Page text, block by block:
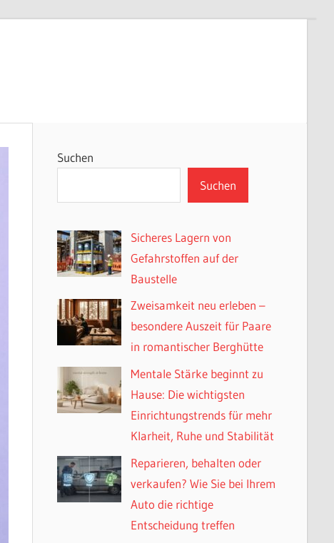
Suchen
Suchen
Sicheres Lagern von
Gefahrstoffen auf der
Baustelle
Zweisamkeit neu erleben –
besondere Auszeit für Paare
in romantischer Berghütte
Mentale Stärke beginnt zu
Hause: Die wichtigsten
Einrichtungstrends für mehr
Klarheit, Ruhe und Stabilität
Reparieren, behalten oder
verkaufen? Wie Sie bei Ihrem
Auto die richtige
Entscheidung treffen